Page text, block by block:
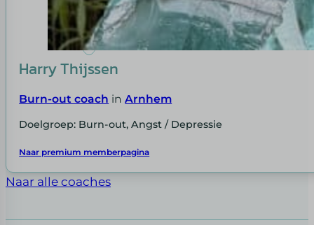
Harry Thijssen
Burn-out coach inArnhem
Doelgroep: Burn-out, Angst / Depressie
Naar premium memberpagina
Naar alle coaches